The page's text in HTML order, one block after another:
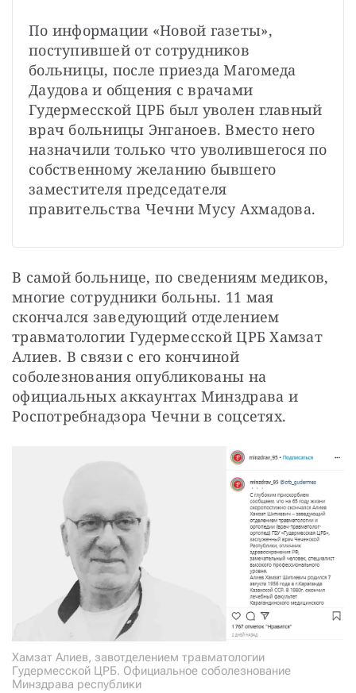
По информации «Новой газеты»,
поступившей от сотрудников
больницы, после приезда Магомеда
Даудова и общения с врачами
Гудермесской ЦРБ был уволен главный
врач больницы Энганоев. Вместо него
назначили только что уволившегося по
собственному желанию бывшего
заместителя председателя
правительства Чечни Мусу Ахмадова.
В самой больнице, по сведениям медиков,
многие сотрудники больны. 11 мая
скончался заведующий отделением
травматологии Гудермесской ЦРБ Хамзат
Алиев. В связи с его кончиной
соболезнования опубликованы на
официальных аккаунтах Минздрава и
Роспотребнадзора Чечни в соцсетях.
Хамзат Алиев, завотделением травматологии
Гудермесской ЦРБ. Официальное соболезнование
Минздрава республики